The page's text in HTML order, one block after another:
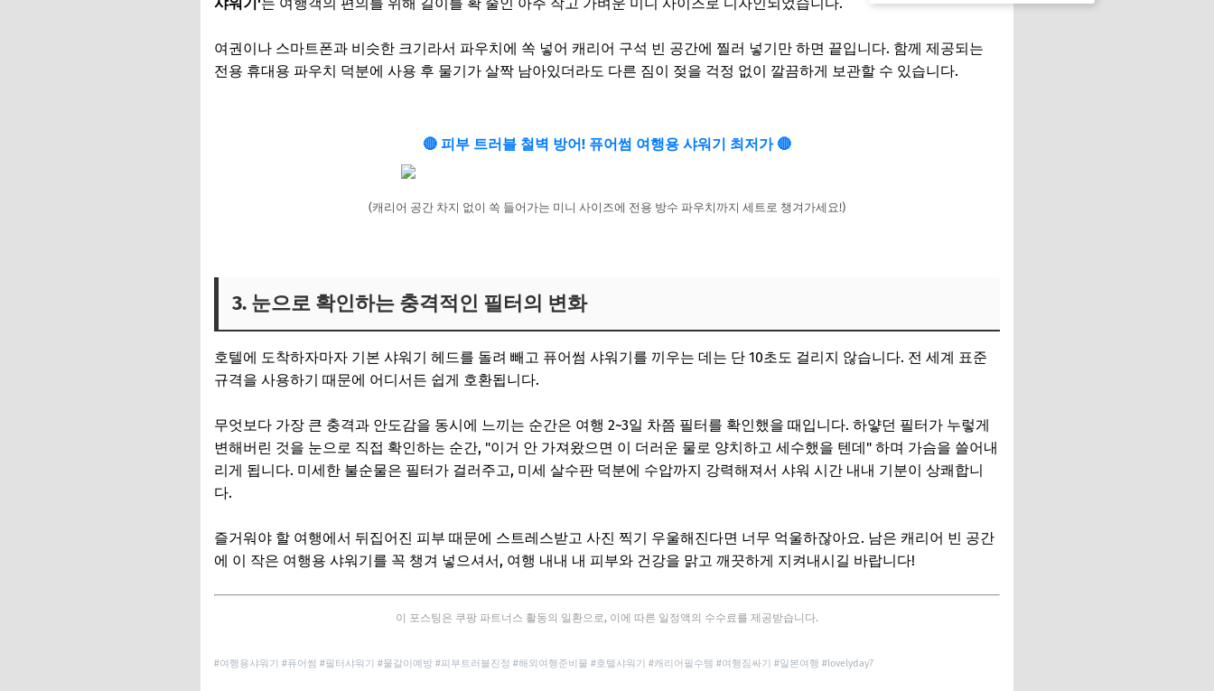
여권이나 스마트폰과 비슷한 크기라서 파우치에 쏙 넣어 캐리어 구석 빈 공간에 찔러 넣기만 하면 끝입니다. 함께 제공되는
전용 휴대용 파우치 덕분에 사용 후 물기가 살짝 남아있더라도 다른 짐이 젖을 걱정 없이 깔끔하게 보관할 수 있습니다.
🔴 피부 트러블 철벽 방어! 퓨어썸 여행용 샤워기 최저가 🔴
(캐리어 공간 차지 없이 쏙 들어가는 미니 사이즈에 전용 방수 파우치까지 세트로 챙겨가세요!)
3. 눈으로 확인하는 충격적인 필터의 변화
호텔에 도착하자마자 기본 샤워기 헤드를 돌려 빼고 퓨어썸 샤워기를 끼우는 데는 단 10초도 걸리지 않습니다. 전 세계 표준
규격을 사용하기 때문에 어디서든 쉽게 호환됩니다.
무엇보다 가장 큰 충격과 안도감을 동시에 느끼는 순간은 여행 2~3일 차쯤 필터를 확인했을 때입니다. 하얗던 필터가 누렇게
변해버린 것을 눈으로 직접 확인하는 순간, "이거 안 가져왔으면 이 더러운 물로 양치하고 세수했을 텐데" 하며 가슴을 쓸어내
리게 됩니다. 미세한 불순물은 필터가 걸러주고, 미세 살수판 덕분에 수압까지 강력해져서 샤워 시간 내내 기분이 상쾌합니
다.
즐거워야 할 여행에서 뒤집어진 피부 때문에 스트레스받고 사진 찍기 우울해진다면 너무 억울하잖아요. 남은 캐리어 빈 공간
에 이 작은 여행용 샤워기를 꼭 챙겨 넣으셔서, 여행 내내 내 피부와 건강을 맑고 깨끗하게 지켜내시길 바랍니다!
이 포스팅은 쿠팡 파트너스 활동의 일환으로, 이에 따른 일정액의 수수료를 제공받습니다.
#여행용샤워기 #퓨어썸 #필터샤워기 #물갈이예방 #피부트러블진정 #해외여행준비물 #호텔샤워기 #캐리어필수템 #여행짐싸기 #일본여행 #lovelyday7
눈 충혈 응급처치 수칙